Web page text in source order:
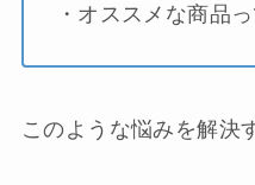
・オススメな商品
このような悩みを解決